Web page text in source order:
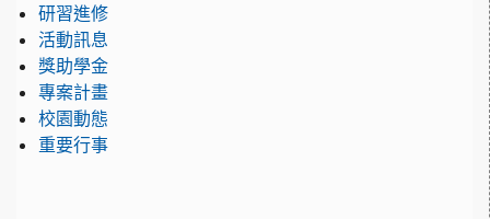
研習進修
活動訊息
獎助學金
專案計畫
校園動態
重要行事